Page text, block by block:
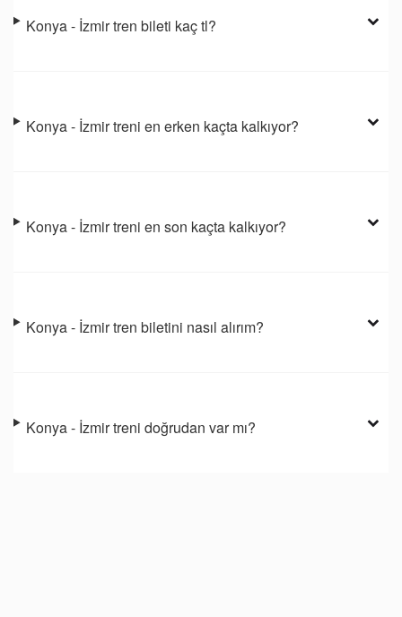
Konya - İzmir tren bileti kaç tl?
Konya - İzmir treni en erken kaçta kalkıyor?
Konya - İzmir treni en son kaçta kalkıyor?
Konya - İzmir tren biletini nasıl alırım?
Konya - İzmir treni doğrudan var mı?